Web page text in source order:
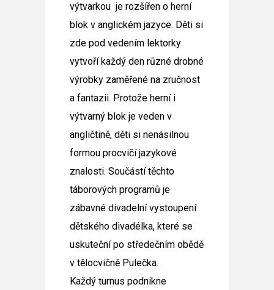
výtvarkou je rozšířen o herní
blok v anglickém jazyce. Děti si
zde pod vedením lektorky
vytvoří každý den různé drobné
výrobky zaměřené na zručnost
a fantazii. Protože herní i
výtvarný blok je veden v
angličtině, děti si nenásilnou
formou procvičí jazykové
znalosti. Součástí těchto
táborových programů je
zábavné divadelní vystoupení
dětského divadélka, které se
uskuteční po středečním obědě
v tělocvičně Pulečka.
Každý turnus podnikne